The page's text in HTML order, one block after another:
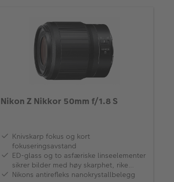
Nikon Z Nikkor 50mm f/1.8 S
Knivskarp fokus og kort
fokuseringsavstand
ED-glass og to asfæriske linseelementer
sikrer bilder med høy skarphet, rike
farger og dyp kontrast
Nikons antirefleks nanokrystallbelegg